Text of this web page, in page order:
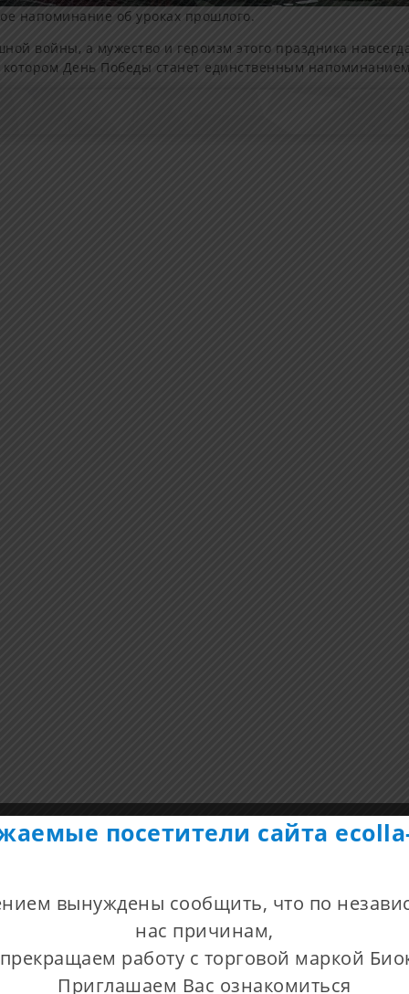
напоминание об уроках прошлого.
войны, а мужество и героизм этого праздника
День Победы станет единственным
посетители сайта
вынуждены сообщить, что по
нас причинам,
работу с торговой маркой
Приглашаем Вас ознакомиться